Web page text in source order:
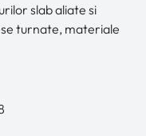
slab aliate si
turnate, materiale